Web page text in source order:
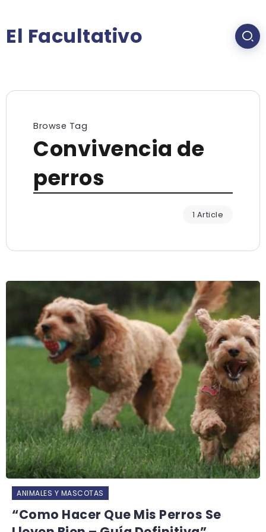
El Facultativo
Browse Tag
Convivencia de
perros
1 Article
ANIMALES Y MASCOTAS
“Como Hacer Que Mis Perros Se